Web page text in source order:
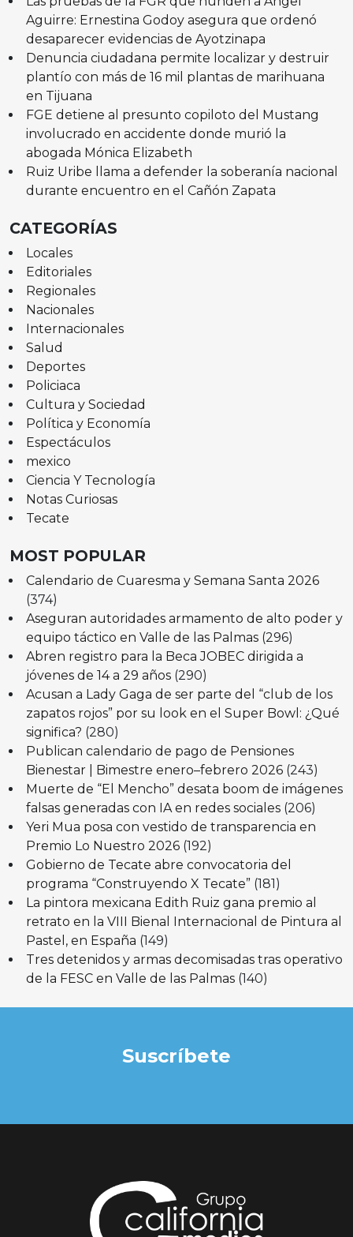
Aguirre: Ernestina Godoy asegura que ordenó
desaparecer evidencias de Ayotzinapa
Denuncia ciudadana permite localizar y destruir
plantío con más de 16 mil plantas de marihuana
en Tijuana
FGE detiene al presunto copiloto del Mustang
involucrado en accidente donde murió la
abogada Mónica Elizabeth
Ruiz Uribe llama a defender la soberanía nacional
durante encuentro en el Cañón Zapata
CATEGORÍAS
Locales
Editoriales
Regionales
Nacionales
Internacionales
Salud
Deportes
Policiaca
Cultura y Sociedad
Política y Economía
Espectáculos
mexico
Ciencia Y Tecnología
Notas Curiosas
Tecate
MOST POPULAR
Calendario de Cuaresma y Semana Santa 2026
(374)
Aseguran autoridades armamento de alto poder y
equipo táctico en Valle de las Palmas (296)
Abren registro para la Beca JOBEC dirigida a
jóvenes de 14 a 29 años (290)
Acusan a Lady Gaga de ser parte del “club de los
zapatos rojos” por su look en el Super Bowl: ¿Qué
significa? (280)
Publican calendario de pago de Pensiones
Bienestar | Bimestre enero–febrero 2026 (243)
Muerte de “El Mencho” desata boom de imágenes
falsas generadas con IA en redes sociales (206)
Yeri Mua posa con vestido de transparencia en
Premio Lo Nuestro 2026 (192)
Gobierno de Tecate abre convocatoria del
programa “Construyendo X Tecate” (181)
La pintora mexicana Edith Ruiz gana premio al
retrato en la VIII Bienal Internacional de Pintura al
Pastel, en España (149)
Tres detenidos y armas decomisadas tras operativo
de la FESC en Valle de las Palmas (140)
Suscríbete